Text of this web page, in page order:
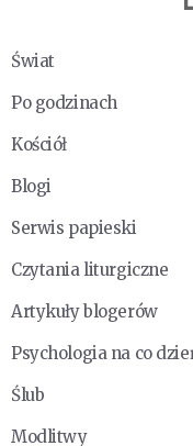
Świat
Po godzinach
Kościół
Blogi
Serwis papieski
Czytania liturgiczne
Artykuły blogerów
Psychologia na co
Ślub
Modlitwy